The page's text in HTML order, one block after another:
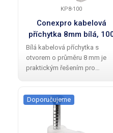
KP8-100
Conexpro kabelová
příchytka 8mm bílá,
ks
Bílá kabelová příchytka s
otvorem o průměru 8 mm je
praktickým řešením pro
příchytky jsou snadno
použitelné a umožňují rychlé a
efektivní upevnění
Doporučujeme